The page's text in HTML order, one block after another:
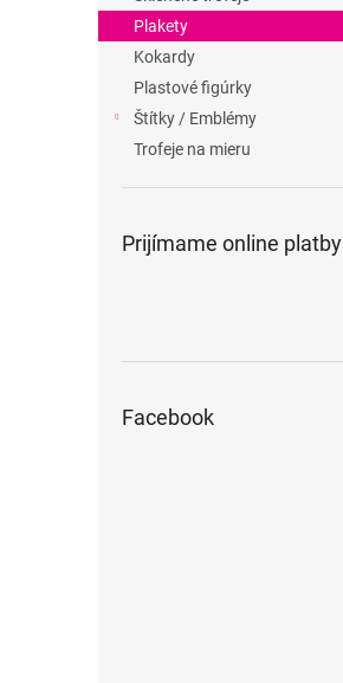
Plakety
Kokardy
Plastové figúrky
Štítky / Emblémy
Trofeje na mieru
Prijímame online platby
Facebook